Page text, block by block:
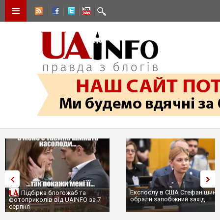
Підбірка блогожаб та
фотоприколів від UAINFO за 7
серпня
Експослу в США
обрали запобіжний захід